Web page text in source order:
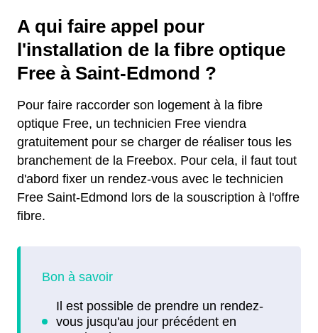
A qui faire appel pour
l'installation de la fibre optique
Free à Saint-Edmond ?
Pour faire raccorder son logement à la fibre
optique Free, un technicien Free viendra
gratuitement pour se charger de réaliser tous les
branchement de la Freebox. Pour cela, il faut tout
d'abord fixer un rendez-vous avec le technicien
Free Saint-Edmond lors de la souscription à l'offre
fibre.